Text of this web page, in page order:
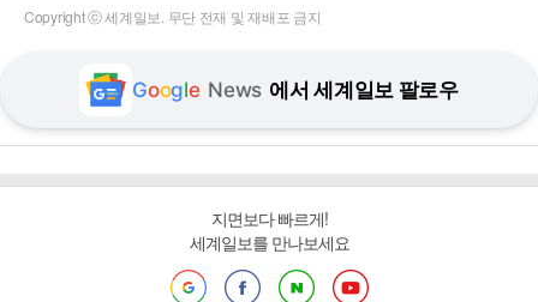
Copyright ⓒ 세계일보. 무단 전재 및 재배포 금지
Google News 에서 세계일보 팔로우
지면보다 빠르게!
세계일보를 만나보세요